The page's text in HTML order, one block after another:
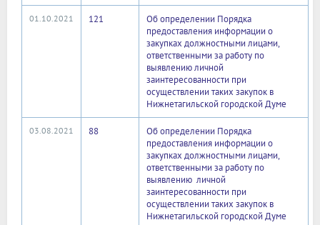
01.10.2021 121
Об определении Порядка
предоставления информации о
закупках должностными лицами,
ответственными за работу по
выявлению личной
заинтересованности при
осуществлении таких закупок в
Нижнетагильской городской Думе
03.08.2021 88
Об определении Порядка
предоставления информации о
закупках должностными лицами,
ответственными за работу по
выявлению личной
заинтересованности при
осуществлении таких закупок в
Нижнетагильской городской Думе